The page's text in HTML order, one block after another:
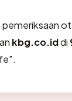
pemeriksaan
kbg.co.iddi